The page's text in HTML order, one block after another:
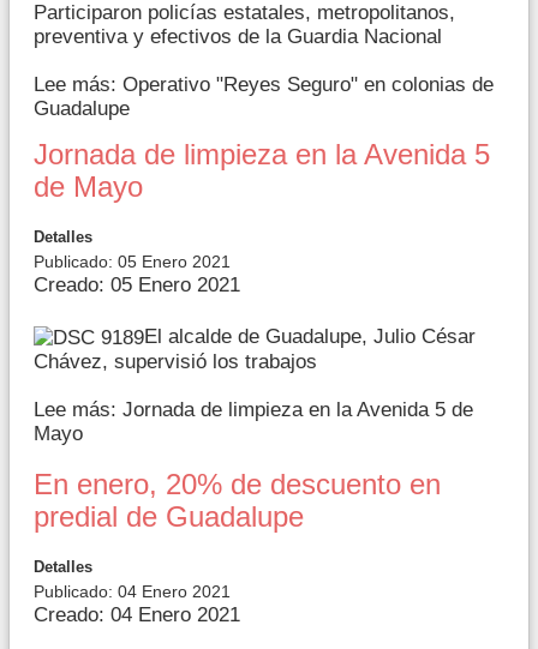
Participaron policías estatales, metropolitanos,
preventiva y efectivos de la Guardia Nacional
Lee más: Operativo "Reyes Seguro" en colonias de
Guadalupe
Jornada de limpieza en la Avenida 5
de Mayo
Detalles
Publicado: 05 Enero 2021
Creado: 05 Enero 2021
El alcalde de Guadalupe, Julio César
Chávez, supervisió los trabajos
Lee más: Jornada de limpieza en la Avenida 5 de
Mayo
En enero, 20% de descuento en
predial de Guadalupe
Detalles
Publicado: 04 Enero 2021
Creado: 04 Enero 2021